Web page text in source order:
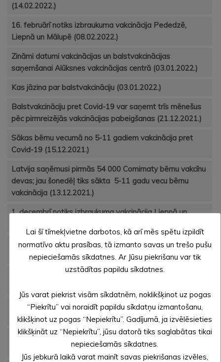
(14.02.2022.)
16. februārī notiks izbraukuma vakcinācija Pededzē,
Liepnā un Mālupē (08.02.2022.)
Zināmi datumi vakcinācijas un balstvakcinācijas
saņemšanai Alūksnes vakcinācijas centrā (03.01.2022.)
Kas jāzina par balstvakcināciju (03.01.2022.)
Balstvakcināciju pret Covid-19 var saņemt trīs mēnešus
pēc pirmreizējās vakcinācijas pabeigšanas (21.12.2021.)
Sākas bērnu vecumā no 5-11 gadiem vakcinācija pret
Covid-19 (15.12.2021.)
Latvija saņēmusi pirmās 54 000 Comirnaty bērnu vakcīnu
devas; jau šonedēļ tiks sākta 5-11 gadu vecu bērnu
vakcinācija (13.12.2021.)
1. decembrī notiks izbraukuma vakcinācija Liepnā un
Aicinām vakcinēties pret Covid-19 Alūksnes vakcinācijas
centrā (24.11.2021.)
Aicinām vakcinēties pret Covid-19 Alūksnes vakcinācijas
No šodienas būtiski paplašināts iedzīvotāju loks, kas var
saņemt balstvakcīnu pret Covid-19 (09.11.2021.)
Notiks izbraukuma vakcinācija Liepnā, Mālupē un
Pededzē (05.11.2021.)
Lai šī tīmekļvietne darbotos, kā arī mēs spētu izpildīt
normatīvo aktu prasības, tā izmanto savas un trešo pušu
nepieciešamās sīkdatnes. Ar Jūsu piekrišanu var tik
uzstādītas papildu sīkdatnes.
Jūs varat piekrist visām sīkdatnēm, noklikšķinot uz pogas
“Piekrītu” vai noraidīt papildu sīkdatņu izmantošanu,
klikšķinot uz pogas “Nepiekrītu”. Gadījumā, ja izvēlēsieties
klikšķināt uz “Nepiekrītu”, jūsu datorā tiks saglabātas tikai
nepieciešamās sīkdatnes.
Jūs jebkurā laikā varat mainīt savas piekrišanas izvēles,